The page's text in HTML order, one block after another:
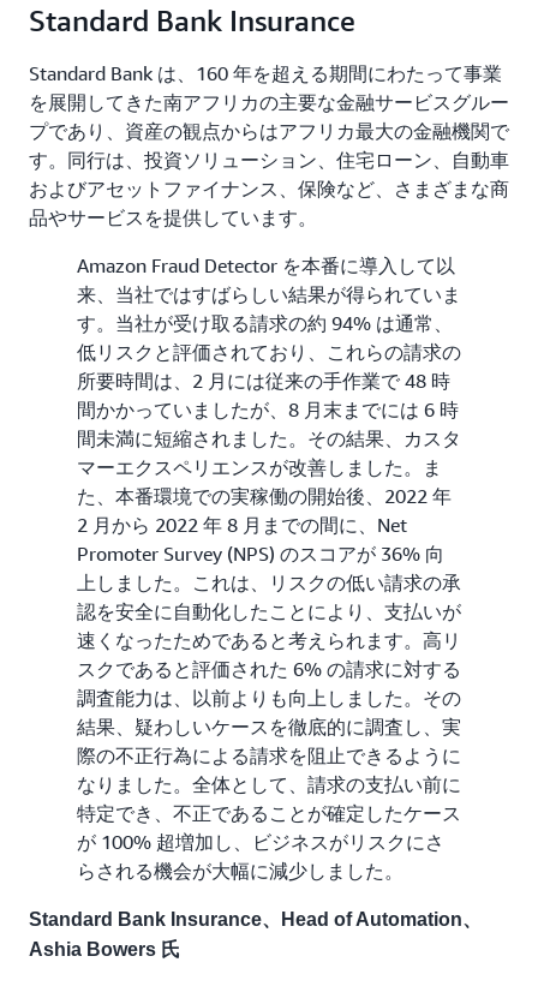
Standard Bank Insurance
Standard Bank は、160 年を超える期間にわたって事業
を展開してきた南アフリカの主要な金融サービスグルー
プであり、資産の観点からはアフリカ最大の金融機関で
す。同行は、投資ソリューション、住宅ローン、自動車
およびアセットファイナンス、保険など、さまざまな商
品やサービスを提供しています。
Amazon Fraud Detector を本番に導入して以
来、当社ではすばらしい結果が得られていま
す。当社が受け取る請求の約 94% は通常、
低リスクと評価されており、これらの請求の
所要時間は、2 月には従来の手作業で 48 時
間かかっていましたが、8 月末までには 6 時
間未満に短縮されました。その結果、カスタ
マーエクスペリエンスが改善しました。ま
た、本番環境での実稼働の開始後、2022 年
2 月から 2022 年 8 月までの間に、Net
Promoter Survey (NPS) のスコアが 36% 向
上しました。これは、リスクの低い請求の承
認を安全に自動化したことにより、支払いが
速くなったためであると考えられます。高リ
スクであると評価された 6% の請求に対する
調査能力は、以前よりも向上しました。その
結果、疑わしいケースを徹底的に調査し、実
際の不正行為による請求を阻止できるように
なりました。全体として、請求の支払い前に
特定でき、不正であることが確定したケース
が 100% 超増加し、ビジネスがリスクにさ
らされる機会が大幅に減少しました。
Standard Bank Insurance、Head of Automation、
Ashia Bowers 氏